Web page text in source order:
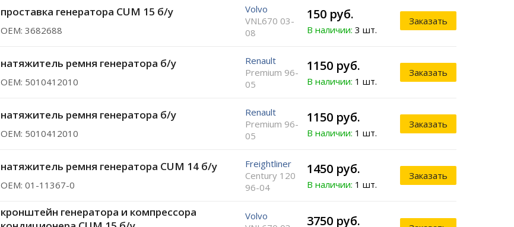
проставка генератора CUM 15 б/у
ОЕМ: 3682688
Volvo
VNL670 03-
08
150 руб.
В наличии: 3 шт.
Заказать
натяжитель ремня генератора б/у
ОЕМ: 5010412010
Renault
Premium 96-
05
1150 руб.
В наличии: 1 шт.
Заказать
натяжитель ремня генератора б/у
ОЕМ: 5010412010
Renault
Premium 96-
05
1150 руб.
В наличии: 1 шт.
Заказать
натяжитель ремня генератора CUM 14 б/у
ОЕМ: 01-11367-0
Freightliner
Century 120
96-04
1450 руб.
В наличии: 1 шт.
Заказать
кронштейн генератора и компрессора
Volvo
3750 руб.